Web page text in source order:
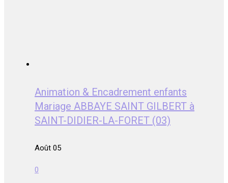
Animation & Encadrement enfants
Mariage ABBAYE SAINT GILBERT à
SAINT-DIDIER-LA-FORET (03)
Août 05
0